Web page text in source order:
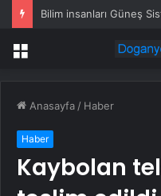
Menü
Anasayfa / Haber
Haber
Kaybolan